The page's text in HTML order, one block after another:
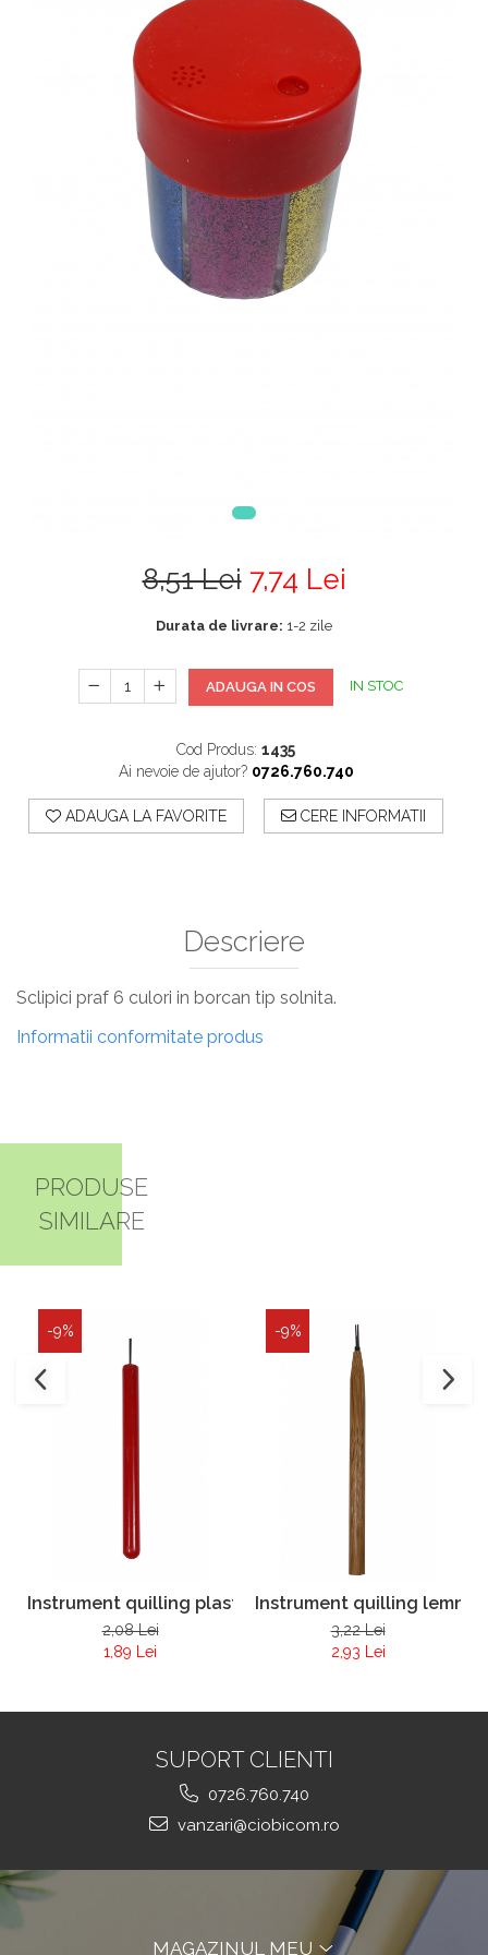
8,51 Lei 7,74 Lei
Durata de livrare: 1-2 zile
ADAUGA IN COS IN STOC
Cod Produs: 1435
Ai nevoie de ajutor? 0726.760.740
ADAUGA LA FAVORITE CERE INFORMATII
Descriere
Sclipici praf 6 culori in borcan tip solnita.
Informatii conformitate produs
PRODUSE
SIMILARE
-9%
Instrument quilling plastic
2,08 Lei
1,89 Lei
-9%
Instrument quilling lemn
3,22 Lei
2,93 Lei
SUPORT CLIENTI
0726.760.740
vanzari@ciobicom.ro
MAGAZINUL MEU